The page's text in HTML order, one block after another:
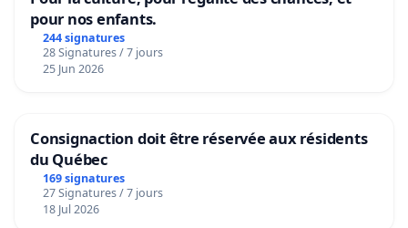
pour nos enfants.
244 signatures
28 Signatures / 7 jours
25 Jun 2026
Consignaction doit être réservée aux résidents
du Québec
169 signatures
27 Signatures / 7 jours
18 Jul 2026